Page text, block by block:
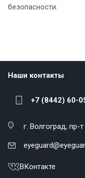
безопасности.
Наши контакты
+7 (8442) 60-
г. Волгоград, пр-т
ВКонтакте